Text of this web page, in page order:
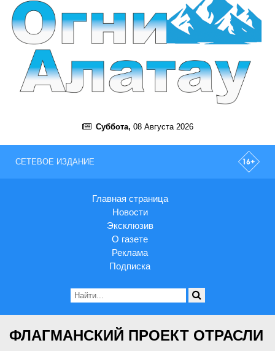
Суббота, 08 Августа 2026
СЕТЕВОЕ ИЗДАНИЕ
Главная страница
Новости
Эксклюзив
О газете
Реклама
Подписка
ФЛАГМАНСКИЙ ПРОЕКТ ОТРАСЛИ